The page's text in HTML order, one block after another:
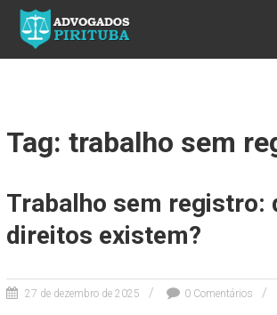
ADVOGADOS PIRITUBA
Precisando de advogado? Entre em contato!
Fazemos toda a assessoria que você
Tag: trabalho sem
Trabalho sem registro:
direitos existem?
27 de dezembro de 2025 0 Comentários